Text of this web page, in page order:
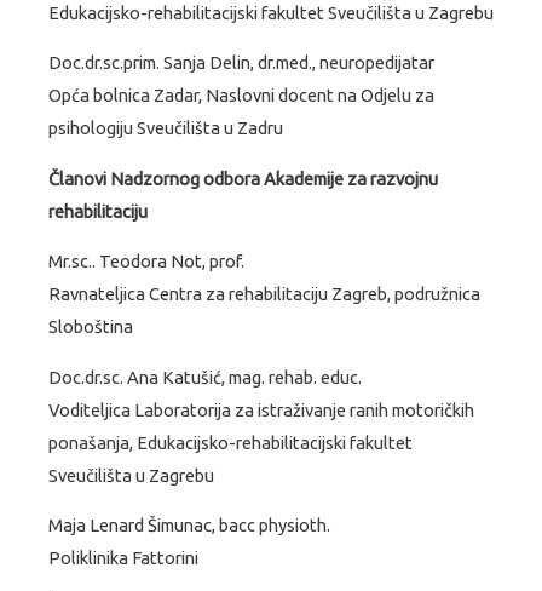
Edukacijsko-rehabilitacijski fakultet Sveučilišta u Zagrebu
Doc.dr.sc.prim. Sanja Delin, dr.med., neuropedijatar
Opća bolnica Zadar, Naslovni docent na Odjelu za
psihologiju Sveučilišta u Zadru
Članovi Nadzornog odbora Akademije za razvojnu
rehabilitaciju
Mr.sc.. Teodora Not, prof.
Ravnateljica Centra za rehabilitaciju Zagreb, podružnica
Sloboština
Doc.dr.sc. Ana Katušić, mag. rehab. educ.
Voditeljica Laboratorija za istraživanje ranih motoričkih
ponašanja, Edukacijsko-rehabilitacijski fakultet
Sveučilišta u Zagrebu
Maja Lenard Šimunac, bacc physioth.
Poliklinika Fattorini